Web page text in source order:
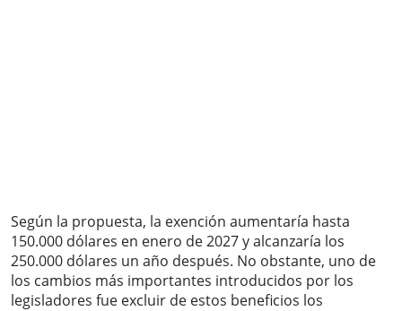
Según la propuesta, la exención aumentaría hasta
150.000 dólares en enero de 2027 y alcanzaría los
250.000 dólares un año después. No obstante, uno de
los cambios más importantes introducidos por los
legisladores fue excluir de estos beneficios los